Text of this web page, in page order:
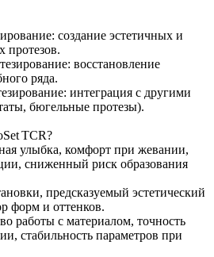
создание эстетичных и
протезов.
восстановление
ряда.
интеграция с другими
бюгельные протезы).
TCR?
улыбка, комфорт при жевании,
сниженный риск образования
предсказуемый эстетический
форм и оттенков.
работы с материалом, точность
стабильность параметров при